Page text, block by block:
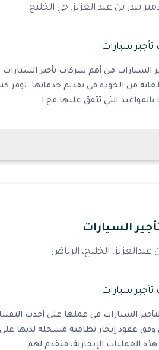
بندر بن عبد العزيز, حي الخليج
سيارات
السيارات من أهم شركات تأجير
من الجودة في تقديم خدماتها. توفر
بالمواعيد التي تتفق عليها مع ا...
السيارات
عبدالعزيز، الخليج، الرياض
سيارات
السيارات في عملها على أحدث
عقود إيجار نظامية مسجلة لديها على
العمليات الإيجارية، فتقدم لهم ...